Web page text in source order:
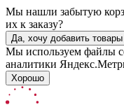
Мы нашли забытую
их к заказу?
Да, хочу добавить товары
Мы используем файлы
аналитики
Хорошо